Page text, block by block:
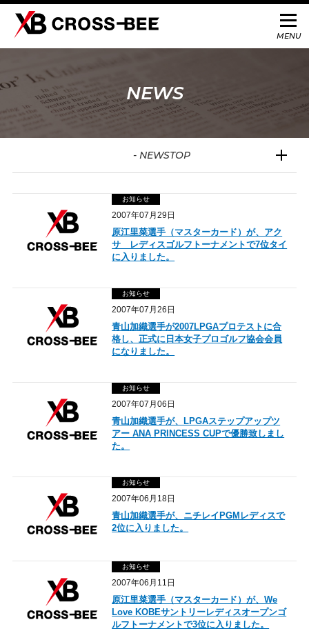
NEWS
お知らせ
2007年07月29日
原江里菜選手（マスターカード）が、アク
サ レディスゴルフトーナメントで7位タイ
に入りました。
お知らせ
2007年07月26日
青山加織選手が2007LPGAプロテストに合
格し、正式に日本女子プロゴルフ協会会員
になりました。
お知らせ
2007年07月06日
青山加織選手が、LPGAステップアップツ
アー ANA PRINCESS CUPで優勝致しまし
た。
お知らせ
2007年06月18日
青山加織選手が、ニチレイPGMレディスで
2位に入りました。
お知らせ
2007年06月11日
原江里菜選手（マスターカード）が、We
Love KOBEサントリーレディスオープンゴ
ルフトーナメントで3位に入りました。
- NEWSTOP